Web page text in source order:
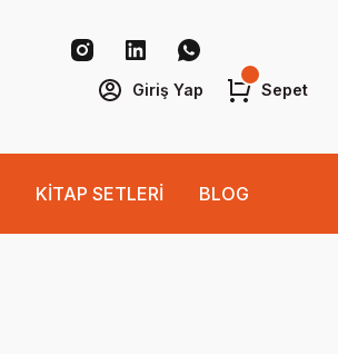
Giriş Yap Sepet
KİTAP SETLERİ BLOG